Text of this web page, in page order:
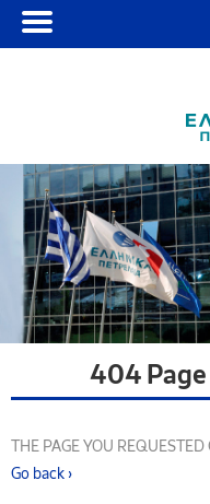
404
THE PAGE YOU
Go back ›